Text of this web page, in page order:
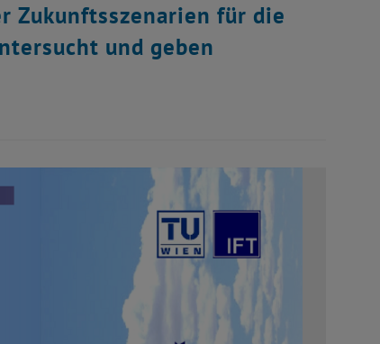
Zukunftsszenarien für die
und geben